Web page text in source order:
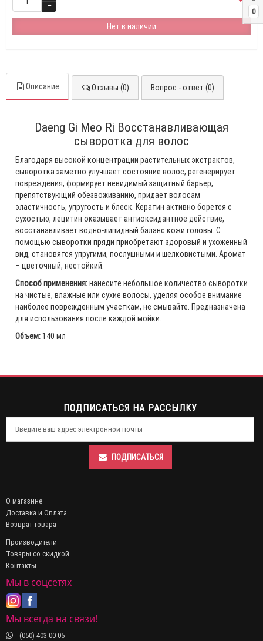
0
Нет в наличии
Описание Отзывы (0) Вопрос - ответ (0)
Daeng Gi Meo Ri Восстанавливающая
сыворотка для волос
Благодаря высокой концентрации растительных экстрактов,
сыворотка заметно улучшает состояние волос, регенерирует
повреждения, формирует невидимый защитный барьер,
препятствующий обезвоживанию, придает волосам
эластичность, упругость и блеск. Кератин активно борется с
сухостью, лецитин оказывает антиоксидантное действие,
восстанавливает водно-липидный баланс кожи головы. С
помощью сыворотки пряди приобретают здоровый и ухоженный
вид, становятся упругими, послушными и шелковистыми. Аромат
– цветочный, нестойкий.
Способ применения:нанесите небольшое количество сыворотки
на чистые, влажные или сухие волосы, уделяя особое внимание
наиболее поврежденным участкам, не смывайте. Предназначена
для использования после каждой мойки.
Объем:140 мл
ПОДПИСАТЬСЯ НА РАССЫЛКУ
ПОДПИСАТЬСЯ
О магазине
Доставка и Оплата
Возврат товара
Производители
Товары со скидкой
Контакты
Мы в соцсетях
Мы всегда на связи!
(050) 403-00-05